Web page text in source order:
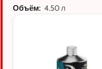
Объём: 4.50 л